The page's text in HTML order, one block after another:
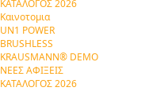
ΚΑΤΑΛΟΓΟΣ 2026
Καινοτομια
UN1 POWER
BRUSHLESS
KRAUSMANN® DEMO
ΝΕΕΣ ΑΦΙΞΕΙΣ
ΚΑΤΑΛΟΓΟΣ 2026